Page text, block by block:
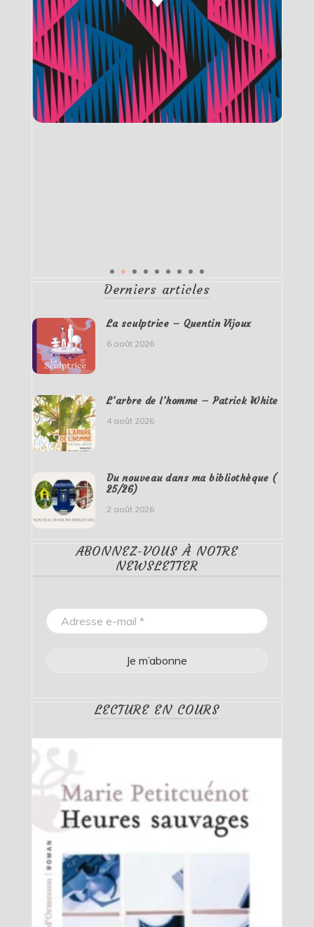
Derniers articles
La sculptrice – Quentin Vijoux
6 août 2026
L’arbre de l’homme – Patrick White
4 août 2026
Du nouveau dans ma bibliothèque (
25/26)
2 août 2026
ABONNEZ-VOUS À NOTRE
NEWSLETTER
LECTURE EN COURS